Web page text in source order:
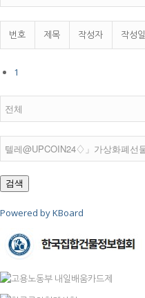
번호 제목 작성자 작성일
1
검색
Powered by KBoard